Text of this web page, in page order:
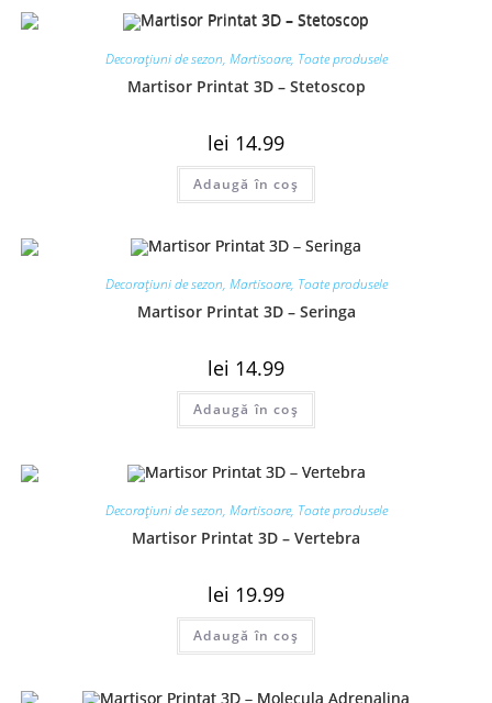
Decorațiuni de sezon, Martisoare, Toate produsele
Martisor Printat 3D – Stetoscop
lei 14.99
Adaugă în coș
Decorațiuni de sezon, Martisoare, Toate produsele
Martisor Printat 3D – Seringa
lei 14.99
Adaugă în coș
Decorațiuni de sezon, Martisoare, Toate produsele
Martisor Printat 3D – Vertebra
lei 19.99
Adaugă în coș